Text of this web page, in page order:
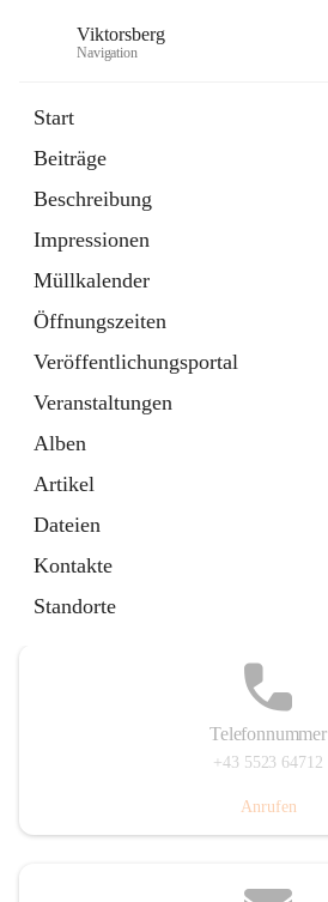
Viktorsberg
Navigation
Start
Beiträge
Beschreibung
Impressionen
Müllkalender
Öffnungszeiten
Veröffentlichungsportal
Veranstaltungen
Alben
Artikel
Dateien
Kontakte
Standorte
1 Schnellzugriff
Bürgerservice
10 Schnellzugriffe
Telefonnummer
+43 5523 64712
Anrufen